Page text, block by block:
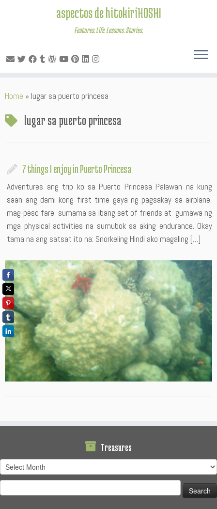
to
aspectos de hitokiriHOSHI
Features. Life. Lessons. Stories.
Home » lugar sa puerto princesa
lugar sa puerto princesa
7 things I enjoy in Puerto Princesa
Adventures ang trip ko sa Puerto Princesa Palawan na kung
saan ang dami kong first time gaya ng pagsakay sa airplane,
mag-peso fare, sumama sa ibang set of friends at gumawa ng
mga physical activities na sumubok sa aking endurance. Okay
tama na ang satsat ito na: Snorkeling Hindi ako magaling […]
Treasures
Treasures
for: